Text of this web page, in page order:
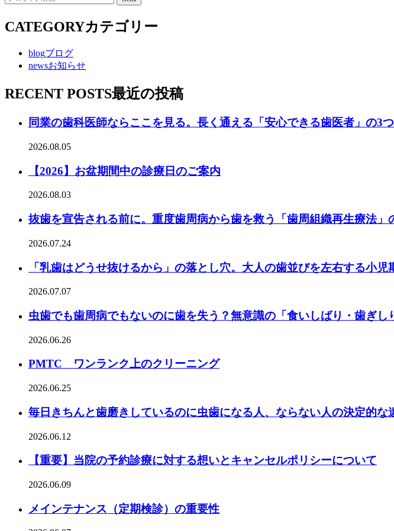
CATEGORYカテゴリー
blogブログ
newsお知らせ
RECENT POSTS最近の投稿
同業の歯科医師ならここを見る。長く通える「安心できる歯医者」の3
2026.08.05
【2026】お盆期間中の診療日のご案内
2026.08.03
抜歯を宣告される前に。重度歯周病から歯を救う「歯周組織再生療法」
2026.07.24
「乳歯はどうせ抜けるから」の落とし穴。大人の歯並びを左右する小児
2026.07.07
虫歯でも歯周病でもないのに歯を失う？無意識の「食いしばり・歯ぎし
2026.06.26
PMTC ワンランク上のクリーニング
2026.06.25
毎日きちんと歯磨きしているのに虫歯になる人、ならない人の決定的な
2026.06.12
【重要】当院の予約診療に対する想いとキャンセルポリシーについて
2026.06.09
メインテナンス（定期検診）の重要性